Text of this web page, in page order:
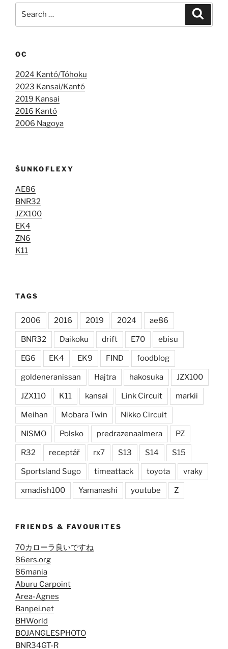
OC
2024 Kantó/Tóhoku
2023 Kansai/Kantó
2019 Kansai
2016 Kantó
2006 Nagoya
ŠUNKOFLEXY
AE86
BNR32
JZX100
EK4
ZN6
K11
TAGS
2006 2016 2019 2024 ae86
BNR32 Daikoku drift E70 ebisu
EG6 EK4 EK9 FIND foodblog
goldeneranissan Hajtra hakosuka JZX100
JZX110 K11 kansai Link Circuit markii
Meihan Mobara Twin Nikko Circuit
NISMO Polsko predrazenaalmera PZ
R32 receptář rx7 S13 S14 S15
Sportsland Sugo timeattack toyota vraky
xmadish100 Yamanashi youtube Z
FRIENDS & FAVOURITES
70カローラ良いですね
86ers.org
86mania
Aburu Carpoint
Area-Agnes
Banpei.net
BHWorld
BOJANGLESPHOTO
BNR34GT-R